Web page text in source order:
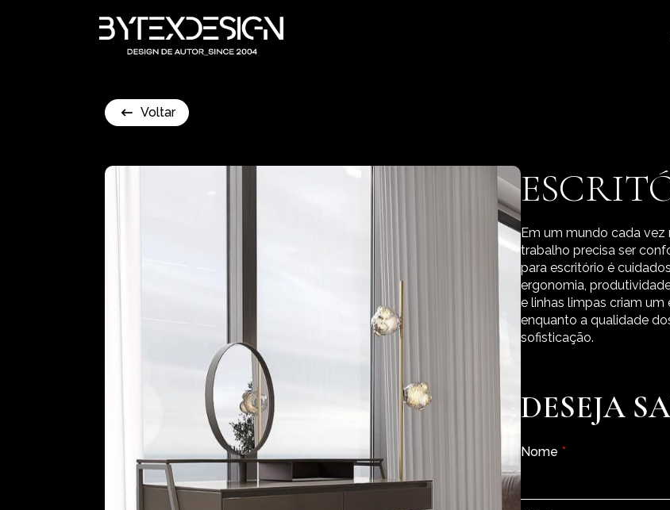
Voltar
Em um mundo cada
trabalho precisa ser
para escritório é
ergonomia,
e linhas limpas criam
enquanto a qualidade
sofisticação.
DESEJA
Nome *